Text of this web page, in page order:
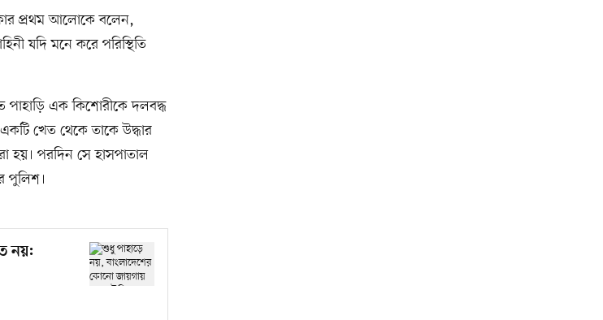
প্রথম আলোকে বলেন,
যদি মনে করে পরিস্থিতি
পাহাড়ি এক কিশোরীকে দলবদ্ধ
খেত থেকে তাকে উদ্ধার
হয়। পরদিন সে হাসপাতাল
পুলিশ।
নয়: